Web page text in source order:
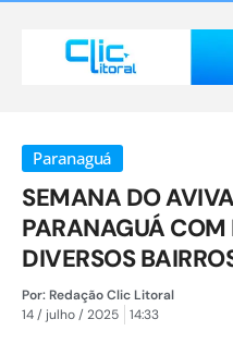
Paranaguá
SEMANA DO
PARANAGUÁ
DIVERSOS
Por:Redação Clic Litoral
14 / julho / 2025
14:33